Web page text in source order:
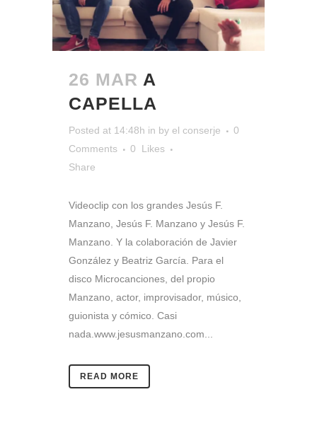
26 MAR A
CAPELLA
Posted at 14:48h in by el conserje
0
Comments
0
Likes
Share
Videoclip con los grandes Jesús F.
Manzano, Jesús F. Manzano y Jesús F.
Manzano. Y la colaboración de Javier
González y Beatriz García. Para el
disco Microcanciones, del propio
Manzano, actor, improvisador, músico,
guionista y cómico. Casi
nada.www.jesusmanzano.com...
READ MORE